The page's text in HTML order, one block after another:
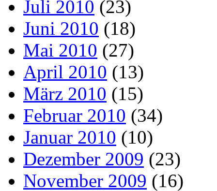
Juli 2010 (23)
Juni 2010 (18)
Mai 2010 (27)
April 2010 (13)
März 2010 (15)
Februar 2010 (34)
Januar 2010 (10)
Dezember 2009 (23)
November 2009 (16)